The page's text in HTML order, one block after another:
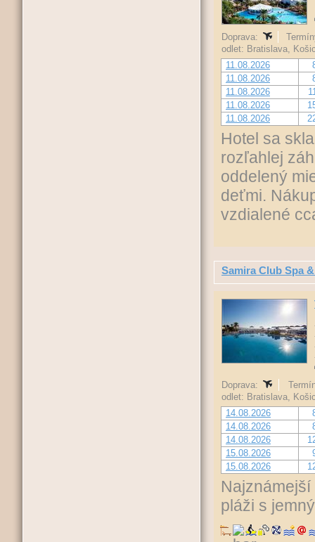
Doprava:
odlet: Bratislava,
11.08.2026
11.08.2026
11.08.2026
11.08.2026
11.08.2026
Hotel sa
rozľahlej
oddelený
deťmi.
vzdialené
Samira Club Spa
Doprava:
odlet: Bratislava,
14.08.2026
14.08.2026
14.08.2026
15.08.2026
15.08.2026
pláži s